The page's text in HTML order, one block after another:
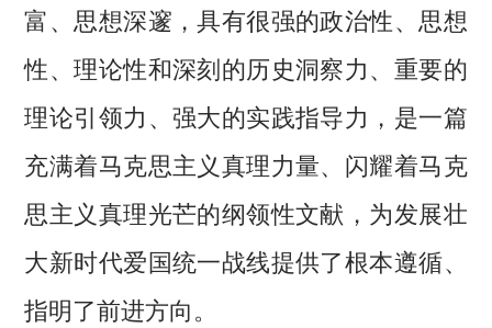
富、思想深邃，具有很强的政治性、思想
性、理论性和深刻的历史洞察力、重要的
理论引领力、强大的实践指导力，是一篇
充满着马克思主义真理力量、闪耀着马克
思主义真理光芒的纲领性文献，为发展壮
大新时代爱国统一战线提供了根本遵循、
指明了前进方向。